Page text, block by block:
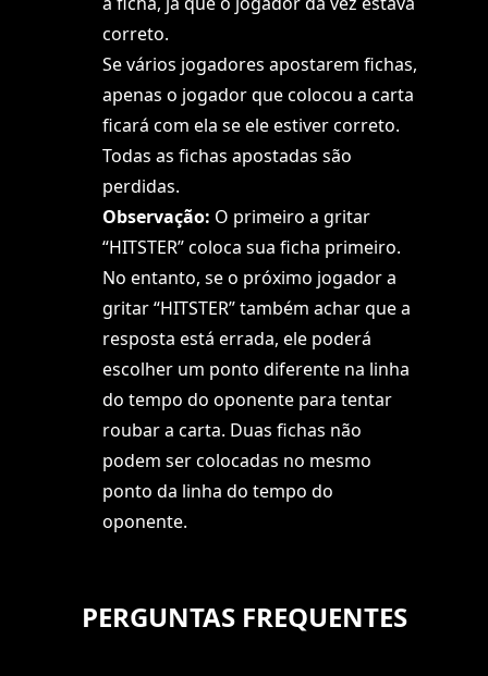
correto.
Se vários jogadores apostarem fichas,
apenas o jogador que colocou a carta
ficará com ela se ele estiver correto.
Todas as fichas apostadas são
perdidas.
Observação: O primeiro a gritar
“HITSTER” coloca sua ficha primeiro.
No entanto, se o próximo jogador a
gritar “HITSTER” também achar que a
resposta está errada, ele poderá
escolher um ponto diferente na linha
do tempo do oponente para tentar
roubar a carta. Duas fichas não
podem ser colocadas no mesmo
ponto da linha do tempo do
oponente.
PERGUNTAS FREQUENTES